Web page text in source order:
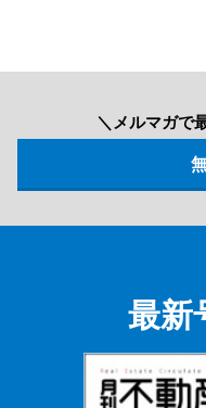
＼メルマガで
最新